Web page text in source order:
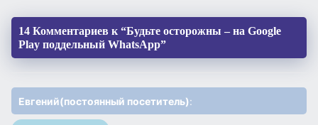
14 Комментариев к “Будьте осторожны – на Google
Play поддельный WhatsApp”
Евгений(постоянный посетитель):